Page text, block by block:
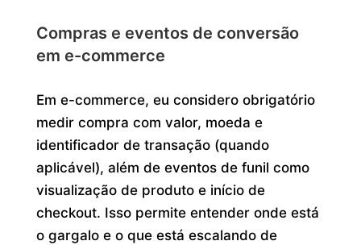
Compras e eventos de conversão
em e-commerce
Em e-commerce, eu considero obrigatório
medir compra com valor, moeda e
identificador de transação (quando
aplicável), além de eventos de funil como
visualização de produto e início de
checkout. Isso permite entender onde está
o gargalo e o que está escalando de